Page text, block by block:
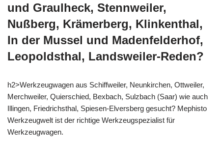
und Graulheck, Stennweiler,
Nußberg, Krämerberg, Klinkenthal,
In der Mussel und Madenfelderhof,
Leopoldsthal, Landsweiler-Reden?
h2>Werkzeugwagen aus Schiffweiler, Neunkirchen, Ottweiler,
Merchweiler, Quierschied, Bexbach, Sulzbach (Saar) wie auch
Illingen, Friedrichsthal, Spiesen-Elversberg gesucht? Mephisto
Werkzeugwelt ist der richtige Werkzeugspezialist für
Werkzeugwagen.